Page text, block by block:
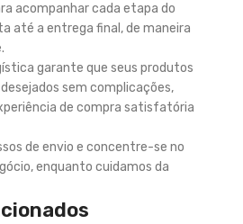
acompanhar cada etapa do
até a entrega final, de maneira
garante que seus produtos
sem complicações,
de compra satisfatória
de envio e concentre-se no
enquanto cuidamos da